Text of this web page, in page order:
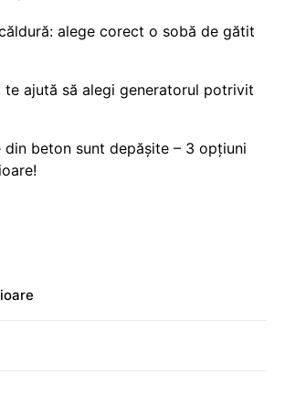
alege corect o sobă de gătit
te ajută să alegi generatorul potrivit
din beton sunt depășite – 3 opțiuni